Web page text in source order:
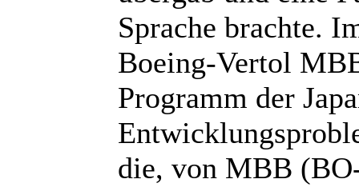
Sprache brachte.
Boeing-Vertol
Programm der
die, von MBB